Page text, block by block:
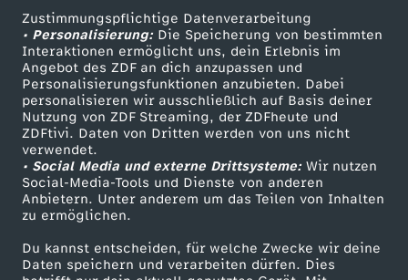
Zustimmungspflichtige Datenverarbeitung
• Personalisierung:Die Speicherung von bestimmten
Interaktionen ermöglicht uns, dein Erlebnis im
Angebot des ZDF an dich anzupassen und
Personalisierungsfunktionen anzubieten. Dabei
personalisieren wir ausschließlich auf Basis deiner
Nutzung von ZDF Streaming, der ZDFheute und
ZDFtivi. Daten von Dritten werden von uns nicht
verwendet.
• Social Media und externe Drittsysteme:Wir nutzen
Social-Media-Tools und Dienste von anderen
Anbietern. Unter anderem um das Teilen von Inhalten
zu ermöglichen.
Du kannst entscheiden, für welche Zwecke wir deine
Daten speichern und verarbeiten dürfen. Dies
Livestreams
Sendungen A-Z
TV-Programm
Zuschauerservice
Hilfe
ZDF Unternehmen
Karriere
ZDF goes Schule